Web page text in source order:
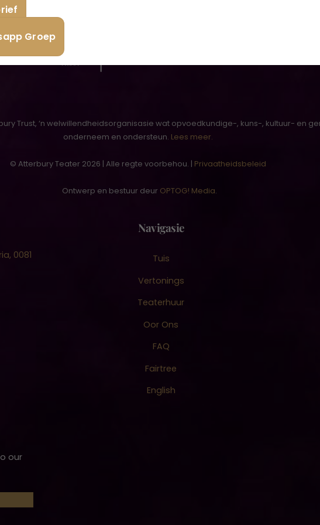
Groep
Trust, ‘n welwillendheidsorganisasie wat opvoedkundige-, kuns-, kultuur- en
onderneem en ondersteun. Lees meer.
© Atterbury Teater 2026 | Alle regte voorbehou. | Privaatheidsbeleid
Ontwerp en bestuur deur OPTOG! Media.
0081
Navigasie
Tuis
Vertonings
Teaterhuur
Oor Ons
FAQ
Fairtree
English
our